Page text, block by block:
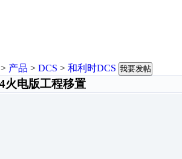
> 产品 > DCS > 和利时DCS 我要发帖
火电版工程移置